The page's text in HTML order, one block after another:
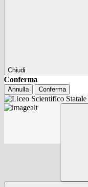
Chiudi
Conferma
Annulla Conferma